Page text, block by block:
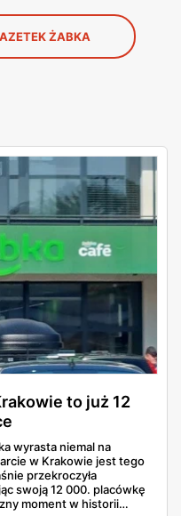
ŻABKA
to już 12
wyrasta niemal na
w Krakowie jest tego
przekroczyła
swoją 12 000. placówkę
moment w historii